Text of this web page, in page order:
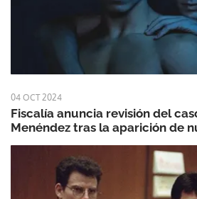
04 OCT 2024
Fiscalía anuncia revisión del
Menéndez tras la aparición de